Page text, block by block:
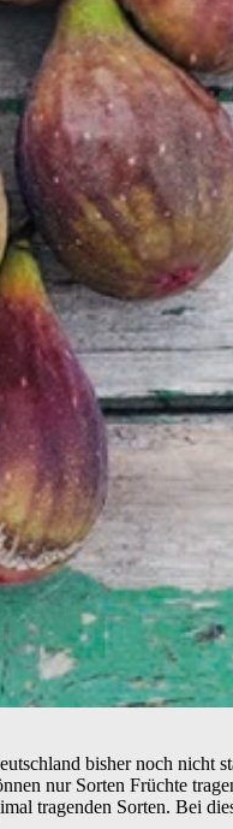
bisher noch nicht
nur Sorten Früchte
tragenden Sorten. Bei